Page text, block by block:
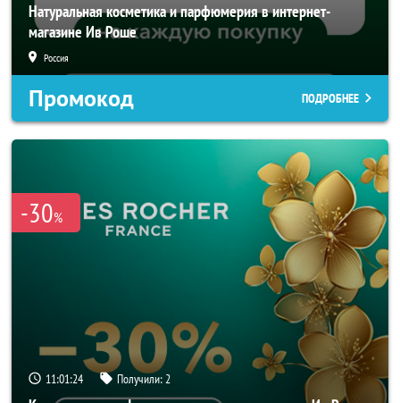
Натуральная косметика и парфюмерия в интернет-
магазине Ив Роше
Россия
Промокод ПОДРОБНЕЕ
-30%
11:01:23 Получили:2